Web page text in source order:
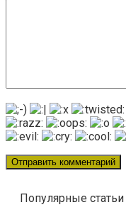
Популярные статьи